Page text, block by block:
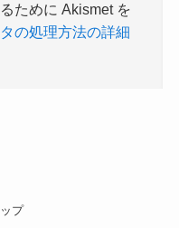
ために Akismet を
の処理方法の詳細
プ